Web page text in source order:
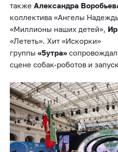
также Александра
коллектива «Ангелы
«Миллионы наших детей»,
«Лететь». Хит «Искорки»
группы «5утра»
сцене собак-роботов и